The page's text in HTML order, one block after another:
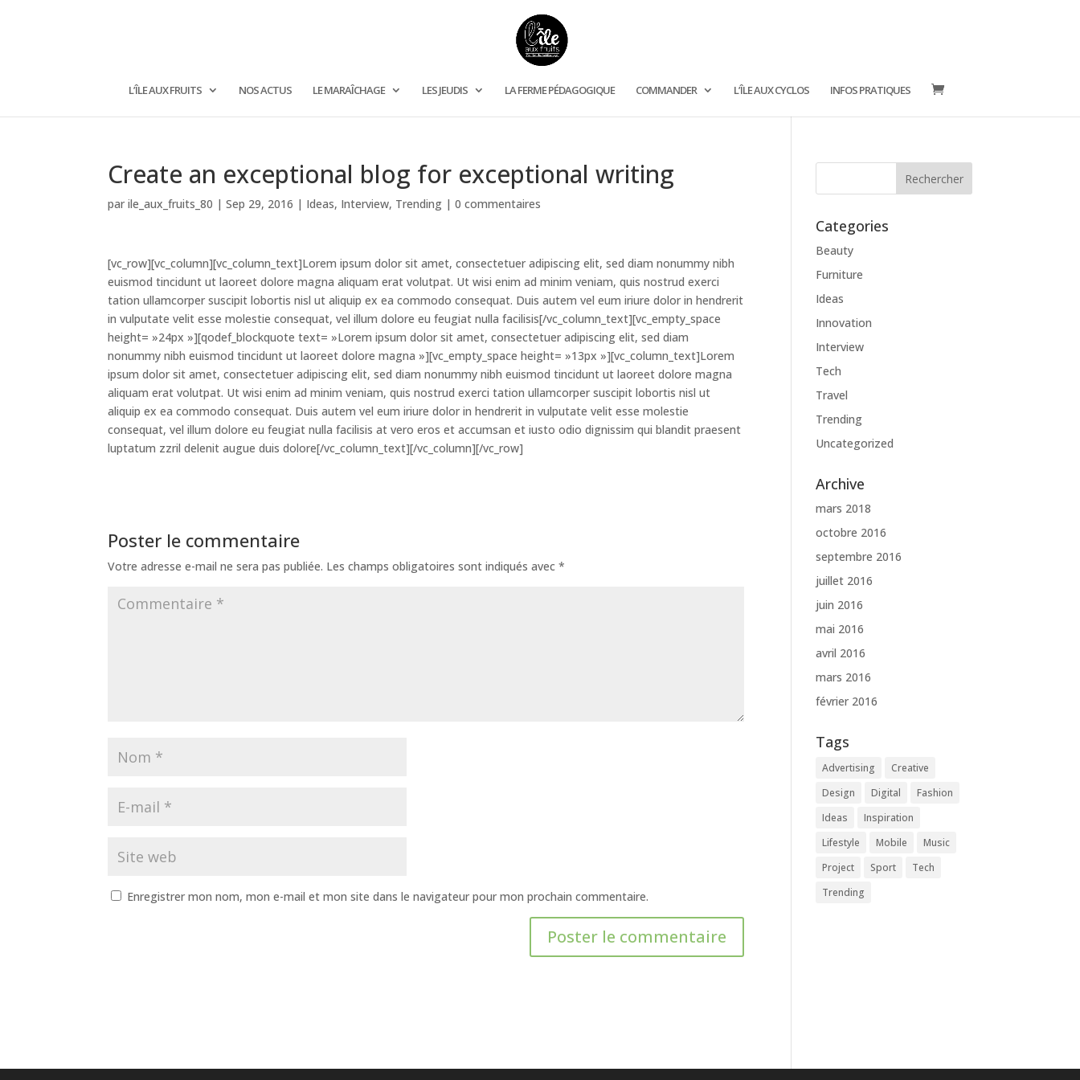
L’ÎLE AUX FRUITS NOS ACTUS LE MARAÎCHAGE LES JEUDIS LA FERME PÉDAGOGIQUE COMMANDER L’ÎLE AUX CYCLOS INFOS PRATIQUES
Create an exceptional blog for exceptional writing
parile_aux_fruits_80 |Sep 29, 2016 | Ideas, Interview, Trending |0 commentaires
[vc_row][vc_column][vc_column_text]Lorem ipsum dolor sit amet, consectetuer adipiscing elit, sed diam nonummy nibh
euismod tincidunt ut laoreet dolore magna aliquam erat volutpat. Ut wisi enim ad minim veniam, quis nostrud exerci
tation ullamcorper suscipit lobortis nisl ut aliquip ex ea commodo consequat. Duis autem vel eum iriure dolor in hendrerit
in vulputate velit esse molestie consequat, vel illum dolore eu feugiat nulla facilisis[/vc_column_text][vc_empty_space
height= »24px »][qodef_blockquote text= »Lorem ipsum dolor sit amet, consectetuer adipiscing elit, sed diam
nonummy nibh euismod tincidunt ut laoreet dolore magna »][vc_empty_space height= »13px »][vc_column_text]Lorem
ipsum dolor sit amet, consectetuer adipiscing elit, sed diam nonummy nibh euismod tincidunt ut laoreet dolore magna
aliquam erat volutpat. Ut wisi enim ad minim veniam, quis nostrud exerci tation ullamcorper suscipit lobortis nisl ut
aliquip ex ea commodo consequat. Duis autem vel eum iriure dolor in hendrerit in vulputate velit esse molestie
consequat, vel illum dolore eu feugiat nulla facilisis at vero eros et accumsan et iusto odio dignissim qui blandit praesent
luptatum zzril delenit augue duis dolore[/vc_column_text][/vc_column][/vc_row]
Poster le commentaire
Votre adresse e-mail ne sera pas publiée. Les champs obligatoires sont indiqués avec*
Enregistrer mon nom, mon e-mail et mon site dans le navigateur pour mon prochain commentaire.
Categories
Beauty
Furniture
Ideas
Innovation
Interview
Tech
Travel
Trending
Uncategorized
Archive
mars 2018
octobre 2016
septembre 2016
juillet 2016
juin 2016
mai 2016
avril 2016
mars 2016
février 2016
Tags
Advertising
Creative
Design
Digital
Fashion
Ideas
Inspiration
Lifestyle
Mobile
Music
Project
Sport
Tech
Trending